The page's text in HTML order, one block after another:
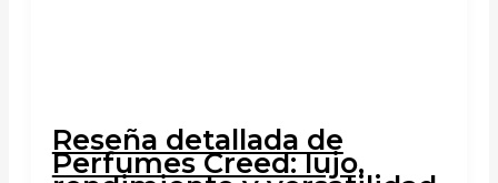
Reseña detallada de
Perfumes Creed: lujo,